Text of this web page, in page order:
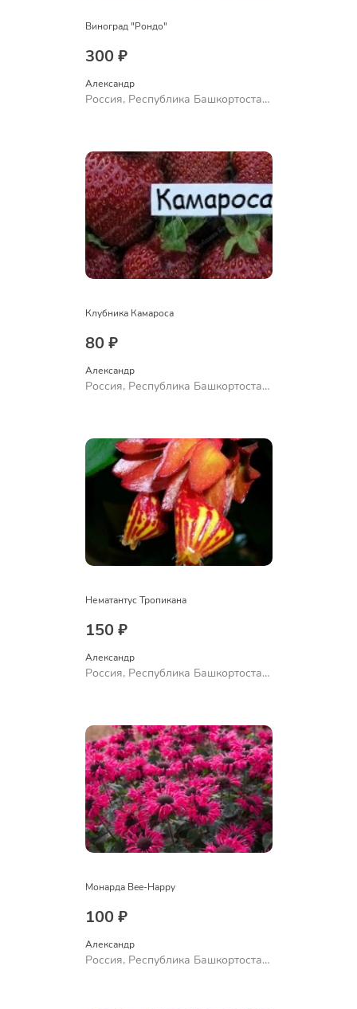
Виноград "Рондо"
300 ₽
Александр
Россия, Республика Башкортостан,
Клубника Камароса
80 ₽
Александр
Россия, Республика Башкортостан,
Нематантус Тропикана
150 ₽
Александр
Россия, Республика Башкортостан,
Монарда Bee-Happy
100 ₽
Александр
Россия, Республика Башкортостан,